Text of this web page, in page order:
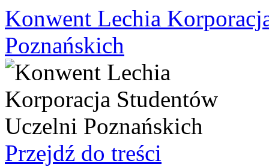
Konwent Lechia
Poznańskich
Przejdź do treści